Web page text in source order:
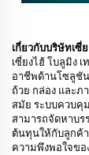
เกี่ยวกับบริษัทเซี่
เซี่ยงไฮ้ โบลูมิง
อาชีพด้านโซลูชั
ถ้วย กล่อง และภ
สมัย ระบบควบคุ
สามารถจัดหาบ
ต้นทุนให้กับลูกค้
ความพึงพอใจขอ